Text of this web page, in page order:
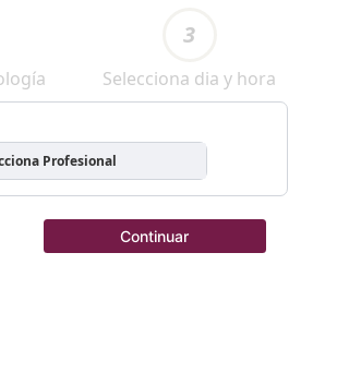
3
Selecciona dia y hora
Profesional
Continuar